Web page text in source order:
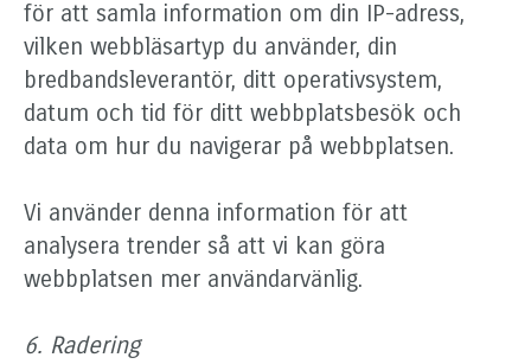
för att samla information om din IP-adress,
vilken webbläsartyp du använder, din
bredbandsleverantör, ditt operativsystem,
datum och tid för ditt webbplatsbesök och
data om hur du navigerar på webbplatsen.
Vi använder denna information för att
analysera trender så att vi kan göra
webbplatsen mer användarvänlig.
6. Radering